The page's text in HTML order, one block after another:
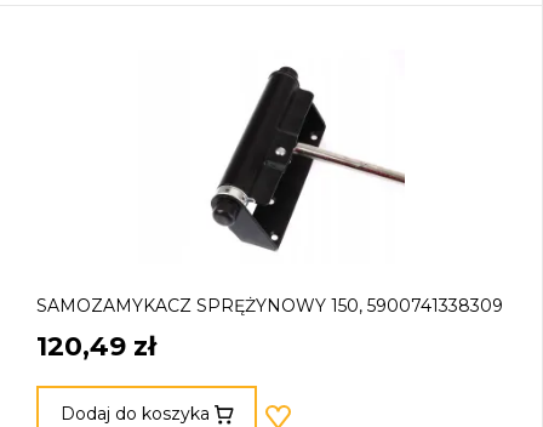
SAMOZAMYKACZ SPRĘŻYNOWY 150, 5900741338309
120,49 zł
Dodaj do koszyka